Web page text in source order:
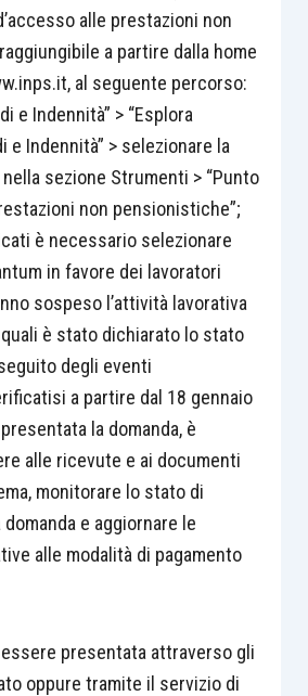
alle prestazioni non
a partire dalla home
al seguente percorso:
e Indennità” > “Esplora
e Indennità” > selezionare la
sezione Strumenti > “Punto
non pensionistiche”;
è necessario selezionare
in favore dei lavoratori
sospeso l’attività lavorativa
è stato dichiarato lo stato
degli eventi
a partire dal 18 gennaio
la domanda, è
alle ricevute e ai documenti
monitorare lo stato di
domanda e aggiornare le
alle modalità di pagamento
essere presentata attraverso gli
oppure tramite il servizio di